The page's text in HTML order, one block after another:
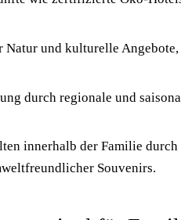
und kulturelle
durch regionale und
innerhalb der Familie
Souvenirs.